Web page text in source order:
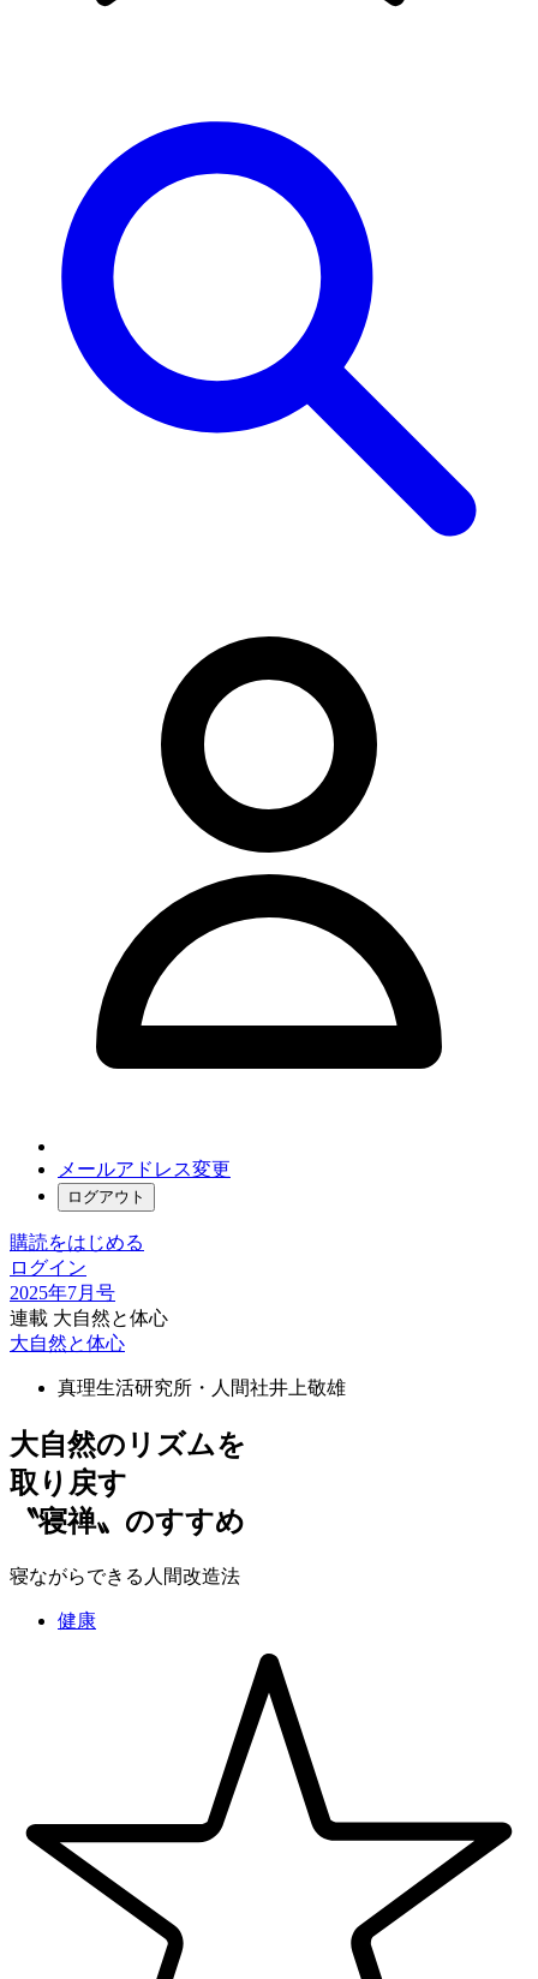
メールアドレス変更
ログアウト
購読をはじめる
ログイン
2025年7月号
連載 大自然と体心
大自然と体心
真理生活研究所・人間社井上敬雄
大自然のリズムを
取り戻す
〝寝禅〟のすすめ
寝ながらできる人間改造法
健康